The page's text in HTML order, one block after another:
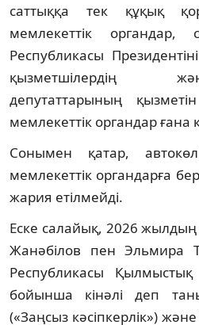
саттыққа тек құқық
мемлекеттік органдар,
Республикасы
қызметшілердің
депутаттарының
мемлекеттік органдар ғана
Сонымен қатар,
мемлекеттік органдарға
жария етілмейді.
Еске салайық, 2026 жылдың
Жанәбілов пен Эльмира
Республикасы Қылмыстық
бойынша кінәлі деп
(«Заңсыз кәсіпкерлік»)